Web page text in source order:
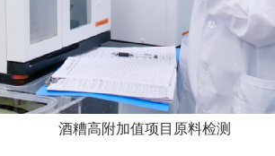
酒糟高附加值项目原料检测